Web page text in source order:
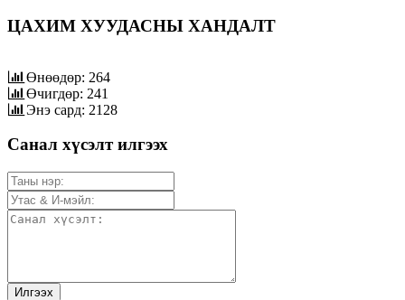
ЦАХИМ ХУУДАСНЫ ХАНДАЛТ
Өнөөдөр: 264
Өчигдөр: 241
Энэ сард: 2128
Санал хүсэлт илгээх